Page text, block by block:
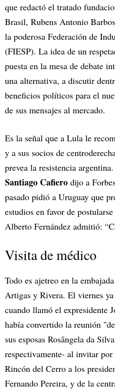
que redactó el tratado
Brasil, Rubens Antonio
la poderosa Federación de
(FIESP). La idea de un
puesta en la mesa de debate
una alternativa, a discutir
beneficios políticos para el
de sus mensajes al mercado.
Es la señal que a Lula le
y a sus socios de
prevea la resistencia
Santiago Cafiero dijo a
pasado pidió a Uruguay que
estudios en favor de
Alberto Fernández admitió:
Visita de médico
Todo es ajetreo en la
Artigas y Rivera. El viernes
cuando llamó el expresidente
había convertido la reunión
sus esposas Rosângela da
respectivamente- al invitar por
Rincón del Cerro a los
Fernando Pereira, y de la